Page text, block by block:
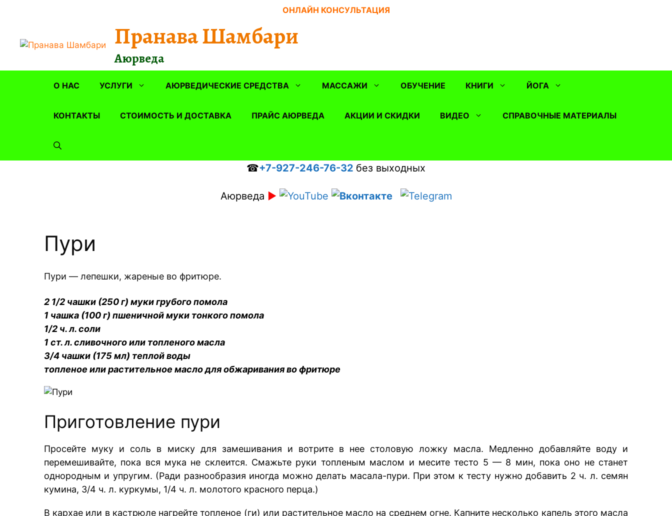
ОНЛАЙН КОНСУЛЬТАЦИЯ
Пранава Шамбари
Аюрведа
О НАС УСЛУГИ АЮРВЕДИЧЕСКИЕ СРЕДСТВА МАССАЖИ ОБУЧЕНИЕ КНИГИ ЙОГА
КОНТАКТЫ СТОИМОСТЬ И ДОСТАВКА ПРАЙС АЮРВЕДА АКЦИИ И СКИДКИ ВИДЕО СПРАВОЧНЫЕ МАТЕРИАЛЫ
☎+7-927-246-76-32 без выходных
Аюрведа ►
Пури
Пури — лепешки, жареные во фритюре.
2 1/2 чашки (250 г) муки грубого помола
1 чашка (100 г) пшеничной муки тонкого помола
1/2 ч. л. соли
1 ст. л. сливочного или топленого масла
3/4 чашки (175 мл) теплой воды
топленое или растительное масло для обжаривания во фритюре
Приготовление пури
Просейте муку и соль в миску для замешивания и вотрите в нее столовую ложку масла. Медленно добавляйте воду и
перемешивайте, пока вся мука не склеится. Смажьте руки топленым маслом и месите тесто 5 — 8 мин, пока оно не станет
однородным и упругим. (Ради разнообразия иногда можно делать масала-пури. При этом к тесту нужно добавить 2 ч. л. семян
кумина, 3/4 ч. л. куркумы, 1/4 ч. л. молотого красного перца.)
В кархае или в кастрюле нагрейте топленое (ги) или растительное масло на среднем огне. Капните несколько капель этого масла